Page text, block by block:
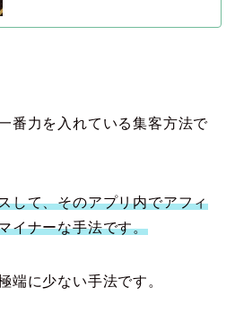
番力を入れている集客方法で
して、そのアプリ内でアフィ
イナーな手法です。
端に少ない手法です。